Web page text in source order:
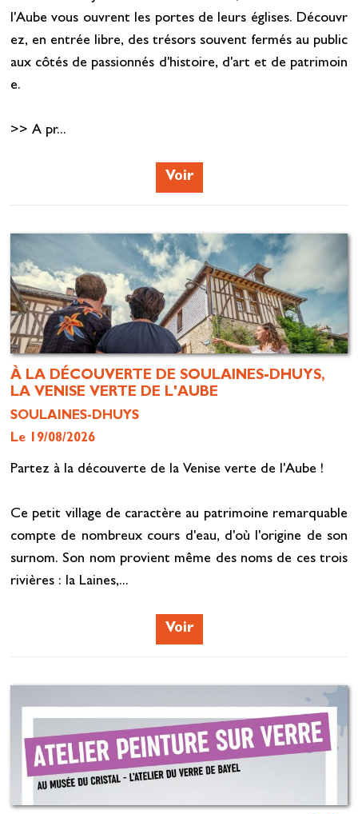
l'Aube vous ouvrent les portes de leurs églises. Découvr
ez, en entrée libre, des trésors souvent fermés au public
aux côtés de passionnés d'histoire, d'art et de patrimoin
e.
>> A pr...
Voir
À LA DÉCOUVERTE DE SOULAINES-DHUYS,
LA VENISE VERTE DE L'AUBE
SOULAINES-DHUYS
Le 19/08/2026
Partez à la découverte de la Venise verte de l'Aube !
Ce petit village de caractère au patrimoine remarquable
compte de nombreux cours d'eau, d'où l'origine de son
surnom. Son nom provient même des noms de ces trois
rivières : la Laines,...
Voir